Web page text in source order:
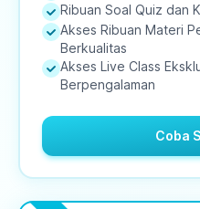
Ribuan Soal Quiz dan
Akses Ribuan Materi
Berkualitas
Akses Live Class
Berpengalaman
Coba